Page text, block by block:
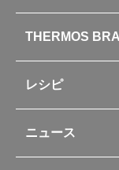
水筒
お弁当
キッチン用品
ポット・アイスペ
コーヒーメーカー
THERMOS
レシピ
フライパンレシピ
シャトルシェフレ
ニュース